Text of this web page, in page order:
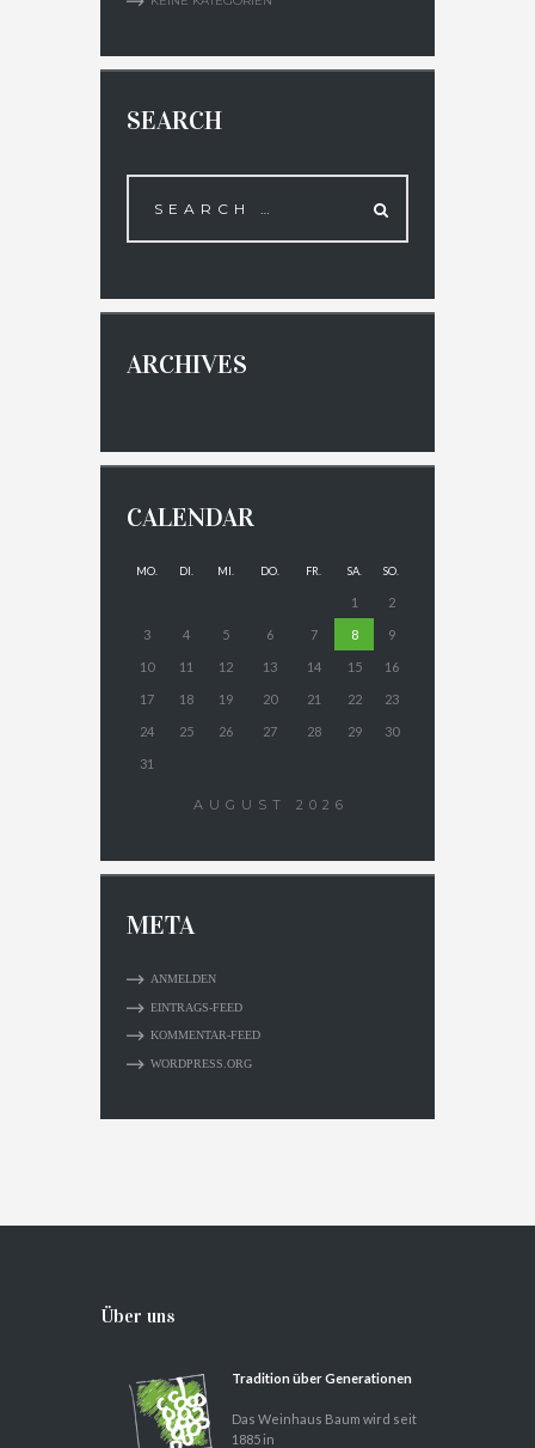
SEARCH
ARCHIVES
CALENDAR
MO. DI. MI. DO. FR. SA. SO.
1 2
3 4 5 6 7 8 9
10 11 12 13 14 15 16
17 18 19 20 21 22 23
24 25 26 27 28 29 30
31
AUGUST 2026
META
ANMELDEN
EINTRAGS-FEED
KOMMENTAR-FEED
WORDPRESS.ORG
Über uns
Tradition über Generationen
Das Weinhaus Baum wird seit
1885 in